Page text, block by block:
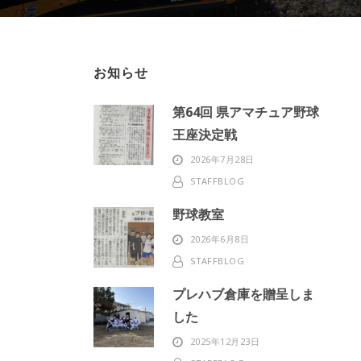
お知らせ
第64回 県アマチュア野球
王座決定戦
2026年7月28日
STAFFBLOG
野球教室
2026年6月8日
STAFFBLOG
プレハブ倉庫を贈呈しま
した
2025年12月23日